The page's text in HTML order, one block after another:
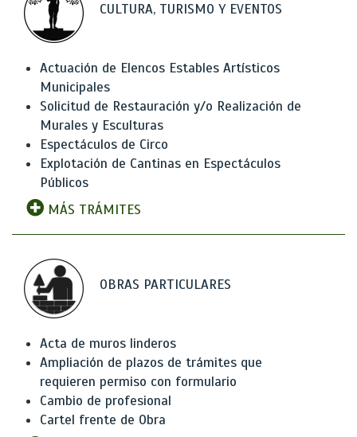
CULTURA, TURISMO Y EVENTOS
Actuación de Elencos Estables Artísticos
Municipales
Solicitud de Restauración y/o Realización de
Murales y Esculturas
Espectáculos de Circo
Explotación de Cantinas en Espectáculos
Públicos
MÁS TRÁMITES
OBRAS PARTICULARES
Acta de muros linderos
Ampliación de plazos de trámites que
requieren permiso con formulario
Cambio de profesional
Cartel frente de Obra